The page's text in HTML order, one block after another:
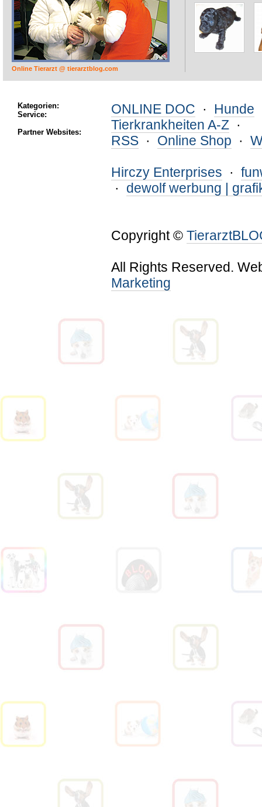
Online Tierarzt @ tierarztblog.com
Kategorien:
Service:
Partner Websites:
ONLINE DOC · Hunde
Tierkrankheiten A-Z ·
RSS · Online Shop ·
Hirczy Enterprises ·
· dewolf werbung |
Copyright ©
All Rights Reserved.
Marketing